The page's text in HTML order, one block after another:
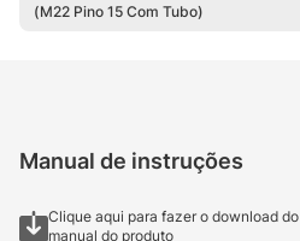
(M22 Pino 15 Com Tubo)
Manual de instruções
Clique aqui para fazer o download do
manual do produto